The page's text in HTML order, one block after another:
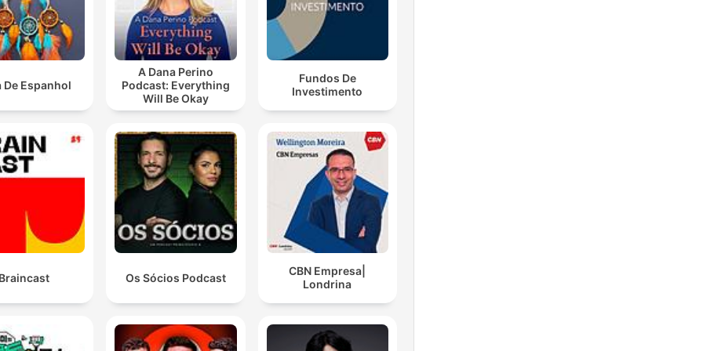
De Espanhol
A Dana Perino
Podcast: Everything
Will Be Okay
Fundos De
Investimento
Os Sócios Podcast
CBN Empresa|
Londrina